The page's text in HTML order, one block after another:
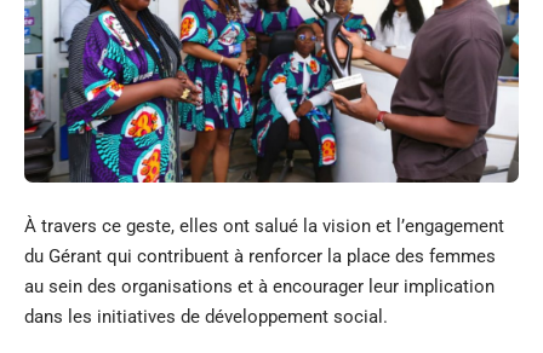
À travers ce geste, elles ont salué la vision et l’engagement
du Gérant qui contribuent à renforcer la place des femmes
au sein des organisations et à encourager leur implication
dans les initiatives de développement social.